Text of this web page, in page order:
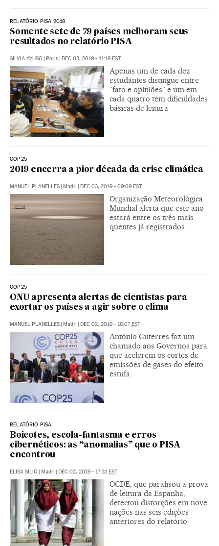
RELATÓRIO PISA 2018
Somente sete de 79 países melhoram seus
resultados no relatório PISA
SILVIA AYUSO | Paris | DEC 03, 2019 - 11:18 EST
Apenas um de cada dez
estudantes distingue entre
“fato e opiniões” e um em
cada quatro tem dificuldades
básicas de leitura
COP25
2019 encerra a pior década da crise climática
MANUEL PLANELLES | Madri | DEC 03, 2019 - 09:09 EST
Organização Meteorológica
Mundial alerta que este ano
estará entre os três mais
quentes já registrados
COP25
ONU apresenta alertas de cientistas para
exortar os países a agir sobre o clima
MANUEL PLANELLES | Madri | DEC 02, 2019 - 18:07EST
António Guterres faz um
chamado aos Governos para
que acelerem os cortes de
emissões de gases do efeito
estufa
RELATÓRIO PISA
Boicotes, escola-fantasma e erros
cibernéticos: as “anomalias” que o PISA
encontrou
ELISA SILIÓ | Madri | DEC 02, 2019 - 17:31EST
OCDE, que paralisou a prova
de leitura da Espanha,
detectou distorções em nove
nações nas seis edições
anteriores do relatório